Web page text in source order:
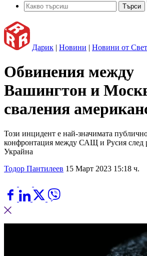
Дарик | Новини | Новини от
Обвинения между
Вашингтон и
сваления
Този инцидент е най-значимата
конфронтация между САЩ и Русия след
Украйна
Тодор Пантилеев 15 Март 2023 15:18 ч.